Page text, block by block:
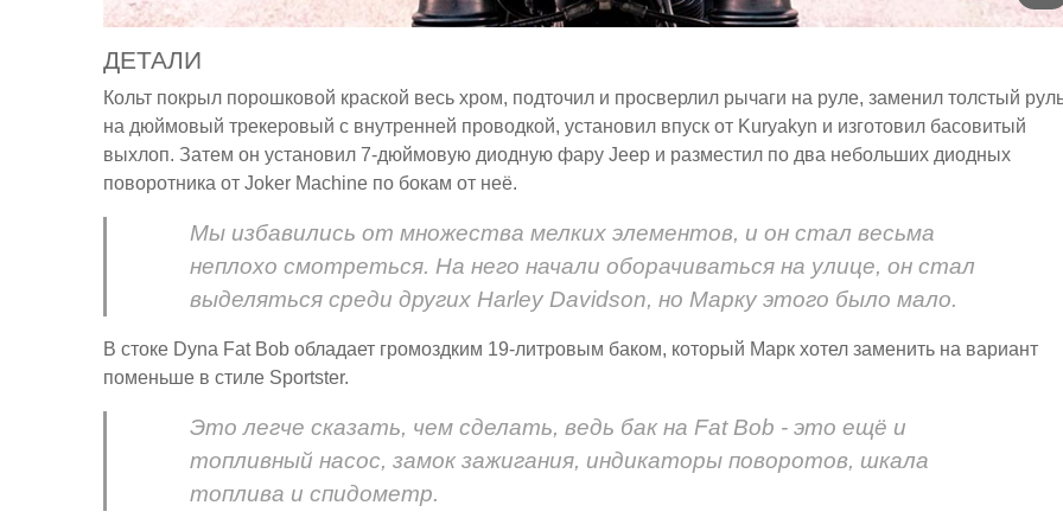
ДЕТАЛИ
Кольт покрыл порошковой краской весь хром, подточил и просверлил рычаги на руле, заменил толстый
на дюймовый трекеровый с внутренней проводкой, установил впуск от Kuryakyn и изготовил басовитый
выхлоп. Затем он установил 7-дюймовую диодную фару Jeep и разместил по два небольших диодных
поворотника от Joker Machine по бокам от неё.
Мы избавились от множества мелких элементов, и он стал весьма
неплохо смотреться. На него начали оборачиваться на улице, он стал
выделяться среди других Harley Davidson, но Марку этого было мало.
В стоке Dyna Fat Bob обладает громоздким 19-литровым баком, который Марк хотел заменить на вариант
поменьше в стиле Sportster.
Это легче сказать, чем сделать, ведь бак на Fat Bob - это ещё и
топливный насос, замок зажигания, индикаторы поворотов, шкала
топлива и спидометр.